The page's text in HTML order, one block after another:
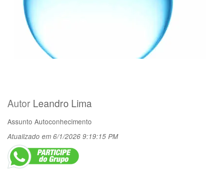
Autor Leandro Lima
Assunto Autoconhecimento
Atualizado em 6/1/2026 9:19:15 PM